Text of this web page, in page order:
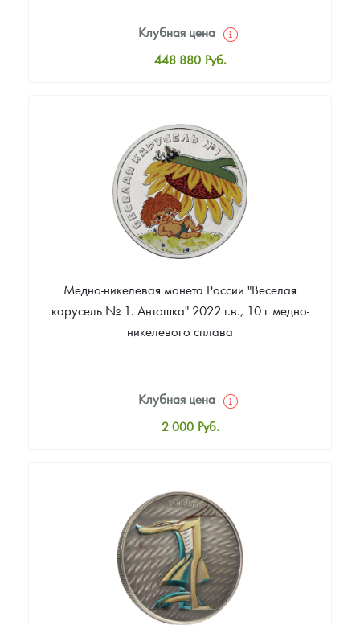
Клубная цена
448 880 Руб.
Цена выкупа
Звоните
Медно-никелевая монета России "Веселая
карусель № 1. Антошка" 2022 г.в., 10 г медно-
никелевого сплава
Клубная цена
2 000 Руб.
Цена выкупа
Звоните